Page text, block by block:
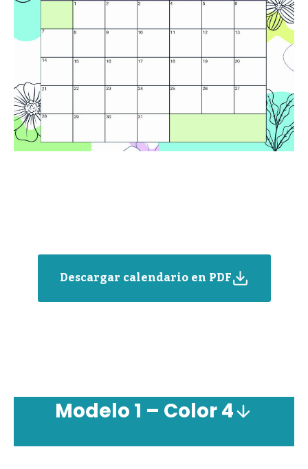
Descargar calendario en PDF
Modelo 1 – Color 4